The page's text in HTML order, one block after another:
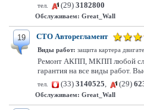
тел. (29) 3182800
Обслуживаем: Great_Wall
19 СТО Авторегламент
Виды работ: защита картера
Ремонт АКПП, МКПП любой
гарантия на все виды работ.
тел.
(33) 3140525, (29)
Обслуживаем: Great_Wall